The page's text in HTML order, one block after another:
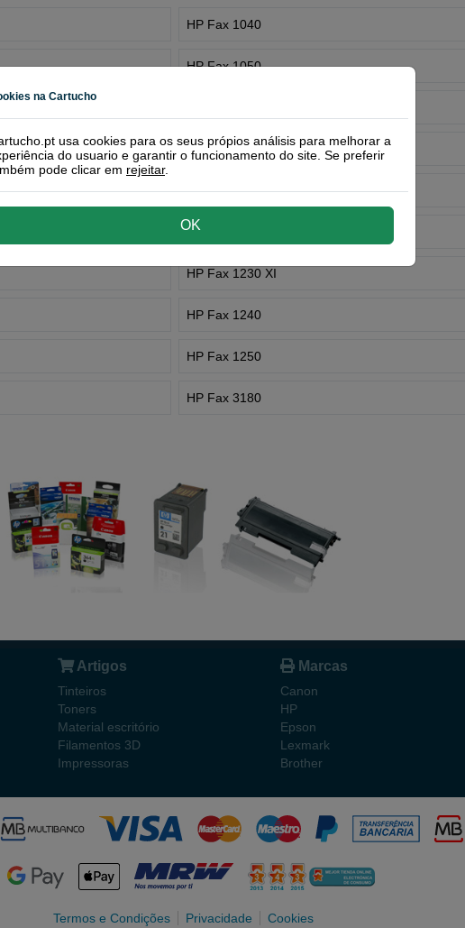
HP Fax 1040
HP Fax 1050
HP Fax 1220
HP Fax 1220 XI
HP Fax 1230
HP Fax 1230 XI
HP Fax 1240
HP Fax 1250
HP Fax 3180
Artigos
Tinteiros
Toners
Material escritório
Filamentos 3D
Impressoras
Marcas
Canon
HP
Epson
Lexmark
Brother
Termos e Condições Privacidade Cookies
na Cartucho
usa cookies para os seus própios análisis para melhorar a
do usuario e garantir o funcionamento do site. Se preferir
pode clicar em rejeitar.
OK